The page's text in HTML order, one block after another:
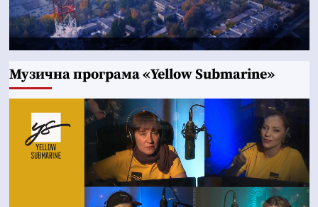
Музична програма «Yellow Submarine»